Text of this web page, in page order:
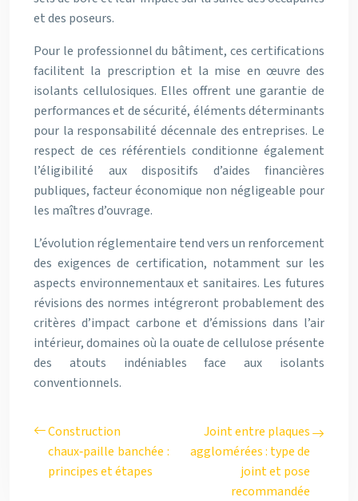
et des poseurs.
Pour le professionnel du bâtiment, ces certifications
facilitent la prescription et la mise en œuvre des
isolants cellulosiques. Elles offrent une garantie de
performances et de sécurité, éléments déterminants
pour la responsabilité décennale des entreprises. Le
respect de ces référentiels conditionne également
l’éligibilité aux dispositifs d’aides financières
publiques, facteur économique non négligeable pour
les maîtres d’ouvrage.
L’évolution réglementaire tend vers un renforcement
des exigences de certification, notamment sur les
aspects environnementaux et sanitaires. Les futures
révisions des normes intégreront probablement des
critères d’impact carbone et d’émissions dans l’air
intérieur, domaines où la ouate de cellulose présente
des atouts indéniables face aux isolants
conventionnels.
Construction
chaux‑paille banchée :
principes et étapes
Joint entre plaques
agglomérées : type de
joint et pose
recommandée